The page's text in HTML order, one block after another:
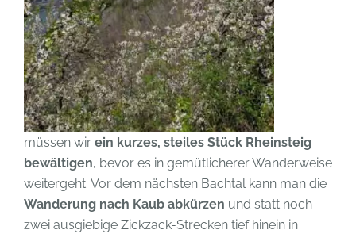
müssen wir ein kurzes, steiles Stück Rheinsteig
bewältigen, bevor es in gemütlicherer Wanderweise
weitergeht. Vor dem nächsten Bachtal kann man die
Wanderung nach Kaub abkürzen und statt noch
zwei ausgiebige Zickzack-Strecken tief hinein in